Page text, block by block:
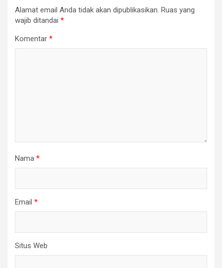
Alamat email Anda tidak akan dipublikasikan. Ruas yang
wajib ditandai *
Komentar *
Nama *
Email *
Situs Web